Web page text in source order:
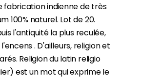
fabrication indienne de très
100% naturel. Lot de 20.
l'antiquité la plus reculée,
. D'ailleurs, religion et
Religion du latin religio
est un mot qui exprime le